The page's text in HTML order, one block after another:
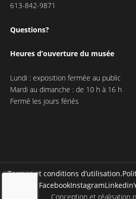
613-842-9871
Questions?
Heures d’ouverture du musée
Lundi : exposition fermée au public
Mardi au dimanche : de 10 h à 16 h
Fermé les jours fériés
Termes et conditions d’utilisation.
FacebookInstagramLinkedin
Conception et réalisation